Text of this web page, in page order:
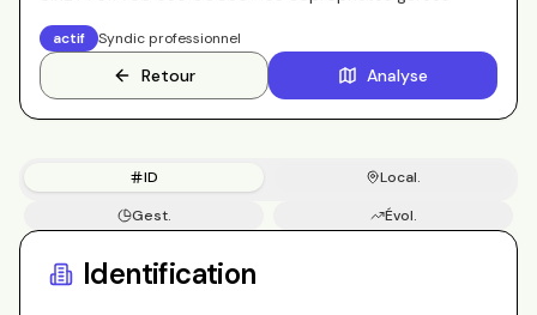
actif Syndic professionnel
Retour Analyse
ID
Local.
Gest.
Évol.
Identification